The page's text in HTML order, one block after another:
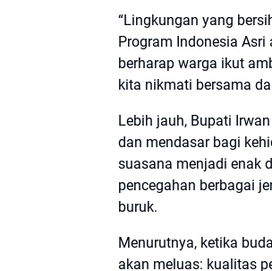
“Lingkungan yang
Program Indonesia
berharap warga ikut
kita nikmati bersama
Lebih jauh, Bupati
dan mendasar bagi
suasana menjadi enak
pencegahan berbagai
buruk.
Menurutnya, ketika
akan meluas: kualitas